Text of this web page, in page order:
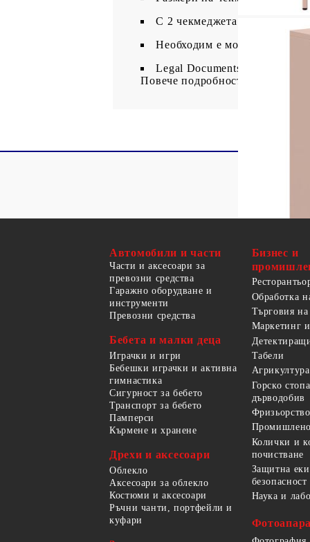
С 2 чекмеджета
Необходим е монтаж
Legal Documents:
Повече подробности за
Автомобили и части
Части и аксесоари за
превозни средства
Гаражно оборудване и
инструменти
Превозни средства
Бебета и малки деца
Играчки и игри
Бебешки играчки и активна
гимнастика
Сигурност за бебето
Транспорт за бебето
Памперси
Кърмене и хранене
Дрехи и аксесоари
Облекло
Аксесоари за облекло
Костюми и аксесоари
Ръчни чанти, портфейли и
куфари
Бизнес и
Обработка
Търговия
Маркетинг
Табели
Агрикултура
Горско
дърводобив
Колички и
почистване
Защитна
Наука и